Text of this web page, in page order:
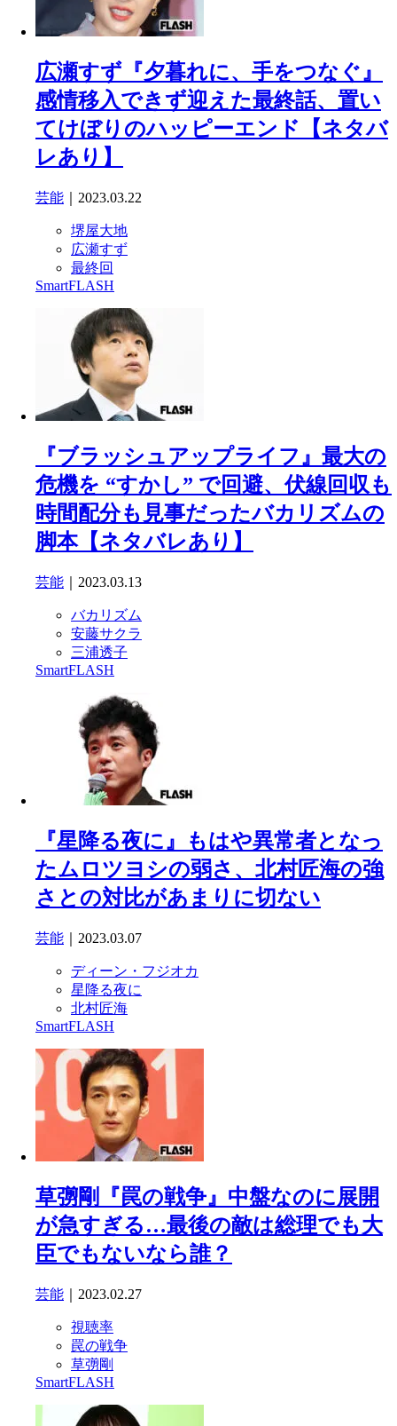
広瀬すず『夕暮れに、手をつなぐ』
感情移入できず迎えた最終話、置い
てけぼりのハッピーエンド【ネタバ
レあり】
芸能 ｜2023.03.22
堺屋大地
広瀬すず
最終回
SmartFLASH
『ブラッシュアップライフ』最大の
危機を “すかし” で回避、伏線回収も
時間配分も見事だったバカリズムの
脚本【ネタバレあり】
芸能 ｜2023.03.13
バカリズム
安藤サクラ
三浦透子
SmartFLASH
『星降る夜に』もはや異常者となっ
たムロツヨシの弱さ、北村匠海の強
さとの対比があまりに切ない
芸能 ｜2023.03.07
ディーン・フジオカ
星降る夜に
北村匠海
SmartFLASH
草彅剛『罠の戦争』中盤なのに展開
が急すぎる…最後の敵は総理でも大
臣でもないなら誰？
芸能 ｜2023.02.27
視聴率
罠の戦争
草彅剛
SmartFLASH